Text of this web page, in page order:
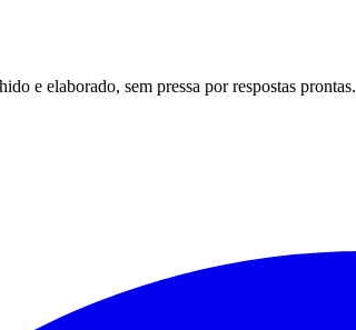
e elaborado, sem pressa por respostas prontas.